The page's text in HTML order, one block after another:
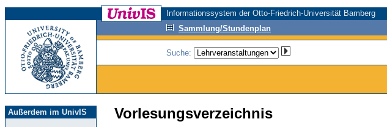
Informationssystem der Otto-Friedrich-Universität Bamberg
Sammlung/Stundenplan
Suche:
Außerdem im UnivIS Vorlesungsverzeichnis